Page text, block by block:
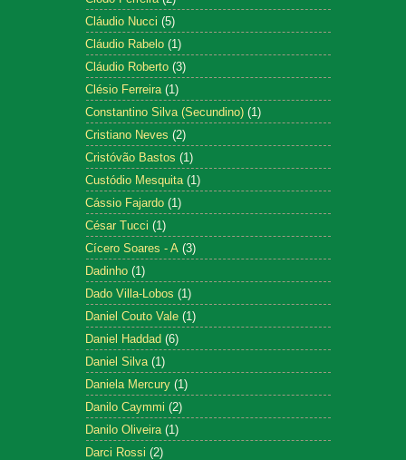
Cláudio Nucci (5)
Cláudio Rabelo (1)
Cláudio Roberto (3)
Clésio Ferreira (1)
Constantino Silva (Secundino) (1)
Cristiano Neves (2)
Cristóvão Bastos (1)
Custódio Mesquita (1)
Cássio Fajardo (1)
César Tucci (1)
Cícero Soares - A (3)
Dadinho (1)
Dado Villa-Lobos (1)
Daniel Couto Vale (1)
Daniel Haddad (6)
Daniel Silva (1)
Daniela Mercury (1)
Danilo Caymmi (2)
Danilo Oliveira (1)
Darci Rossi (2)